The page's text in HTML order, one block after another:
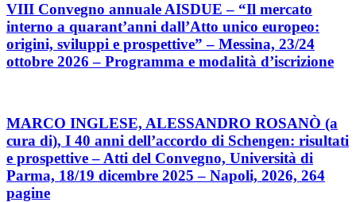
VIII Convegno annuale AISDUE – “Il mercato
interno a quarant’anni dall’Atto unico europeo:
origini, sviluppi e prospettive” – Messina, 23/24
ottobre 2026 – Programma e modalità d’iscrizione
MARCO INGLESE, ALESSANDRO ROSANÒ (a
cura di), I 40 anni dell’accordo di Schengen: risultati
e prospettive – Atti del Convegno, Università di
Parma, 18/19 dicembre 2025 – Napoli, 2026, 264
pagine